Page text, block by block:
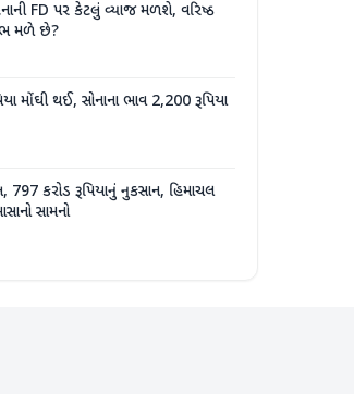
FD પર કેટલું વ્યાજ મળશે, વરિષ્ઠ
મળે છે?
મોંઘી થઈ, સોનાના ભાવ 2,200 રૂપિયા
797 કરોડ રૂપિયાનું નુકસાન, હિમાચલ
સામનો